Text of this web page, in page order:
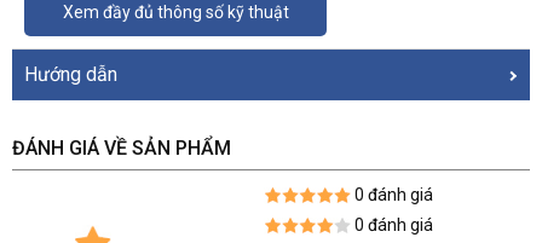
Xem đầy đủ thông số kỹ thuật
Hướng dẫn
ĐÁNH GIÁ VỀ SẢN PHẨM
0 đánh giá
0 đánh giá